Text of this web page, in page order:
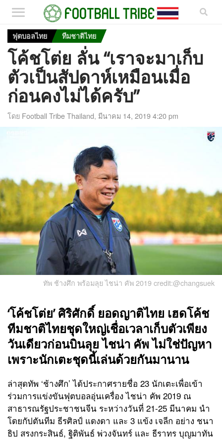
ฟุตบอลไทย ทีมชาติไทย
โค้ชโต่ย ลั่น “เราจะมาเก็บ
ตัวเป็นสัปดาห์เหมือนเมื่อ
ก่อนคงไม่ได้ครับ”
โดย Football Tribe Thailand, มีนาคม 14, 2019 4:20 pm
ทัพ ช้างศึก พร้อมลุย ไชน่า คัพ 2019 credit:@changsuek
‘โค้ชโต่ย’ ศิริศักดิ์ ยอดญาติไทย เฮดโค้ช
ทีมชาติไทยชุดใหญ่เชื่อเวลาเก็บตัวเพียง
วันเดียวก่อนบินลุย ไชน่า คัพ ไม่ใช่ปัญหา
เพราะนักเตะชุดนี้เล่นด้วยกันมานาน
ล่าสุดทัพ ‘ช้างศึก’ ได้ประกาศรายชื่อ 23 นักเตะเพื่อเข้า
ร่วมการแข่งขันฟุตบอลอุ่นเครื่อง ไชน่า คัพ 2019 ณ
สาธารณรัฐประชาชนจีน ระหว่างวันที่ 21-25 มีนาคม นำ
โดยกัปตันทีม ธีรศิลป์ แดงดา และ 3 แข้ง เจลีก อย่าง ชนา
ธิป สรงกระสินธ์, ฐิติพันธ์ พ่วงจันทร์ และ ธีราทร บุญมาทัน